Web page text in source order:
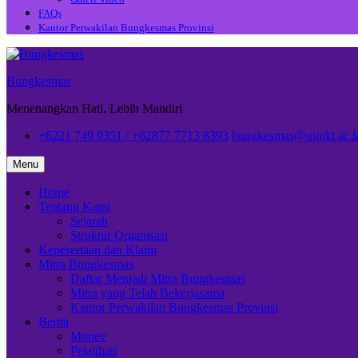
FAQs
Kantor Perwakilan Bungkesmas Provinsi
Bungkesmas
Menenangkan Hati, Lebih Mandiri
+6221 749 9351 / +62877 7713 8393
Menu
Home
Tentang Kami
Sejarah
Struktur Organisasi
Kepesertaan dan Klaim
Mitra Bungkesmas
Daftar Menjadi Mitra Bungkesmas
Mitra yang Telah Bekerjasama
Kantor Perwakilan Bungkesmas Provinsi
Berita
Monev
Pelatihan